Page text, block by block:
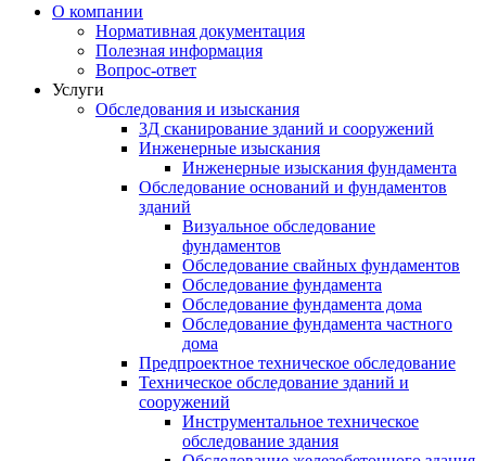
О компании
Нормативная документация
Полезная информация
Вопрос-ответ
Услуги
Обследования и изыскания
3Д сканирование зданий и сооружений
Инженерные изыскания
Инженерные изыскания фундамента
Обследование оснований и фундаментов
зданий
Визуальное обследование
фундаментов
Обследование свайных фундаментов
Обследование фундамента
Обследование фундамента дома
Обследование фундамента частного
дома
Предпроектное техническое обследование
Техническое обследование зданий и
сооружений
Инструментальное техническое
обследование здания